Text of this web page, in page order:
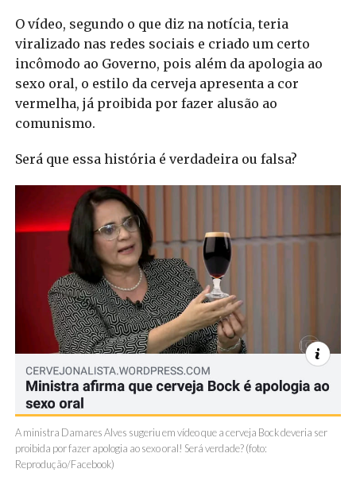
O vídeo, segundo o que diz na notícia, teria
viralizado nas redes sociais e criado um certo
incômodo ao Governo, pois além da apologia ao
sexo oral, o estilo da cerveja apresenta a cor
vermelha, já proibida por fazer alusão ao
comunismo.
Será que essa história é verdadeira ou falsa?
A ministra Damares Alves sugeriu em vídeo que a cerveja Bock deveria ser
proibida por fazer apologia ao sexo oral! Será verdade? (foto:
Reprodução/Facebook)